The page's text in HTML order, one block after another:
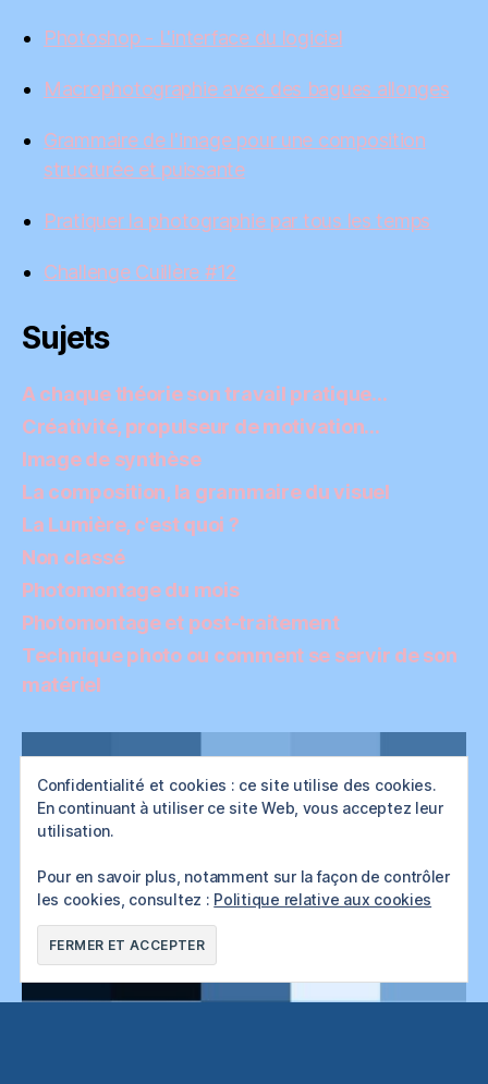
Photoshop - L'interface du logiciel
Macrophotographie avec des bagues allonges
Grammaire de l'image pour une composition
structurée et puissante
Pratiquer la photographie par tous les temps
Challenge Cuillère #12
Sujets
A chaque théorie son travail pratique…
Créativité, propulseur de motivation…
Image de synthèse
La composition, la grammaire du visuel
La Lumière, c'est quoi ?
Non classé
Photomontage du mois
Photomontage et post-traitement
Technique photo ou comment se servir de son
matériel
Confidentialité et cookies : ce site utilise des cookies.
En continuant à utiliser ce site Web, vous acceptez leur
utilisation.
Pour en savoir plus, notamment sur la façon de contrôler
les cookies, consultez : Politique relative aux cookies